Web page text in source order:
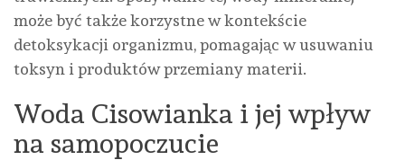
może być także korzystne w kontekście
detoksykacji organizmu, pomagając w usuwaniu
toksyn i produktów przemiany materii.
Woda Cisowianka i jej wpływ
na samopoczucie